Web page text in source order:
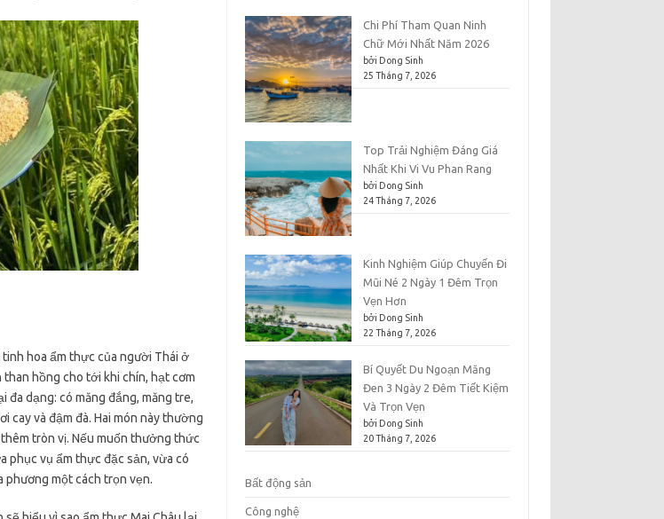
hoa ẩm thực của người Thái ở
hồng cho tới khi chín, hạt cơm
đa dạng: có măng đắng, măng tre,
cay và đậm đà. Hai món này thường
tròn vị. Nếu muốn thưởng thức
phục vụ ẩm thực đặc sản, vừa có
phương một cách trọn vẹn.
Chi Phí Tham Quan Ninh
Chữ Mới Nhất Năm 2026
bởi Dong Sinh
25 Tháng 7, 2026
Top Trải Nghiệm Đáng Giá
Nhất Khi Vi Vu Phan Rang
bởi Dong Sinh
24 Tháng 7, 2026
Kinh Nghiệm Giúp Chuyến Đi
Mũi Né 2 Ngày 1 Đêm Trọn
Vẹn Hơn
bởi Dong Sinh
22 Tháng 7, 2026
Bí Quyết Du Ngoạn Măng
Đen 3 Ngày 2 Đêm Tiết Kiệm
Và Trọn Vẹn
bởi Dong Sinh
20 Tháng 7, 2026
Bất động sản
Công nghệ